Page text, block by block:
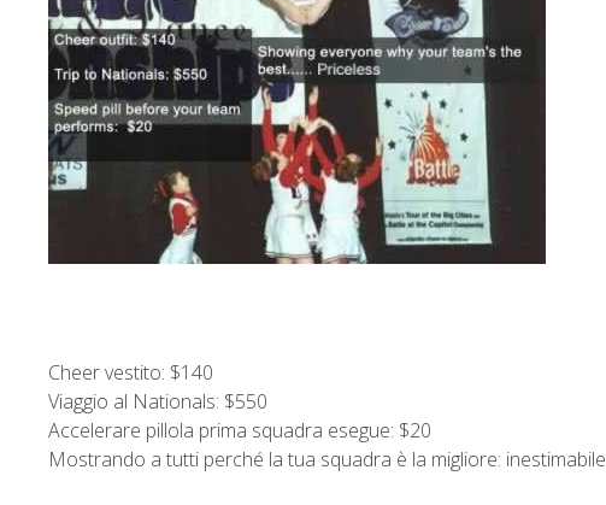
Cheer vestito: $140
Viaggio al Nationals: $550
Accelerare pillola prima squadra esegue: $20
Mostrando a tutti perché la tua squadra è la migliore: inestimabile